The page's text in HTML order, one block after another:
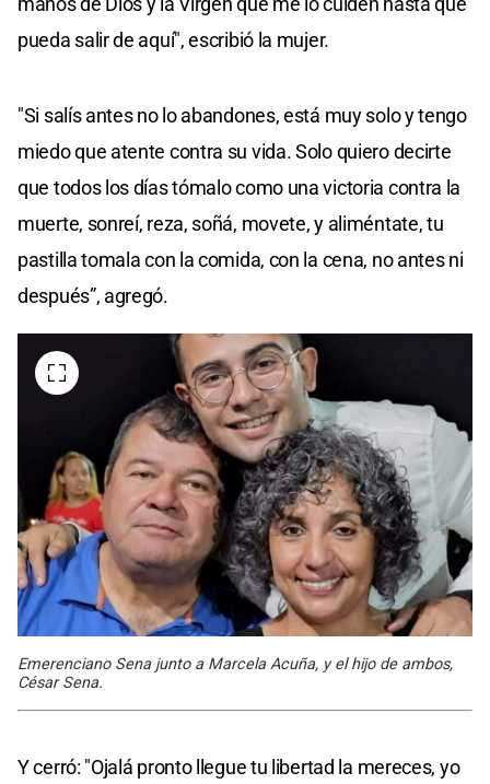
pueda salir de aquí", escribió la mujer.
"Si salís antes no lo abandones, está muy solo y tengo
miedo que atente contra su vida. Solo quiero decirte
que todos los días tómalo como una victoria contra la
muerte, sonreí, reza, soñá, movete, y aliméntate, tu
pastilla tomala con la comida, con la cena, no antes ni
después”, agregó.
Emerenciano Sena junto a Marcela Acuña, y el hijo de ambos,
César Sena.
Y cerró: "Ojalá pronto llegue tu libertad la mereces, yo